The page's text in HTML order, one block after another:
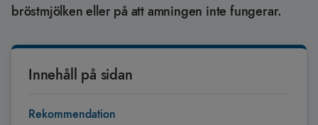
bröstmjölken eller på att amningen inte fungerar.
Innehåll på sidan
Rekommendation